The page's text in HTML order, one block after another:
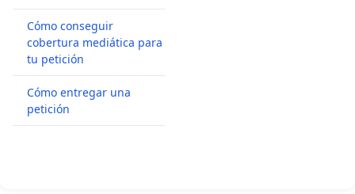
Cómo conseguir
cobertura mediática para
tu petición
Cómo entregar una
petición